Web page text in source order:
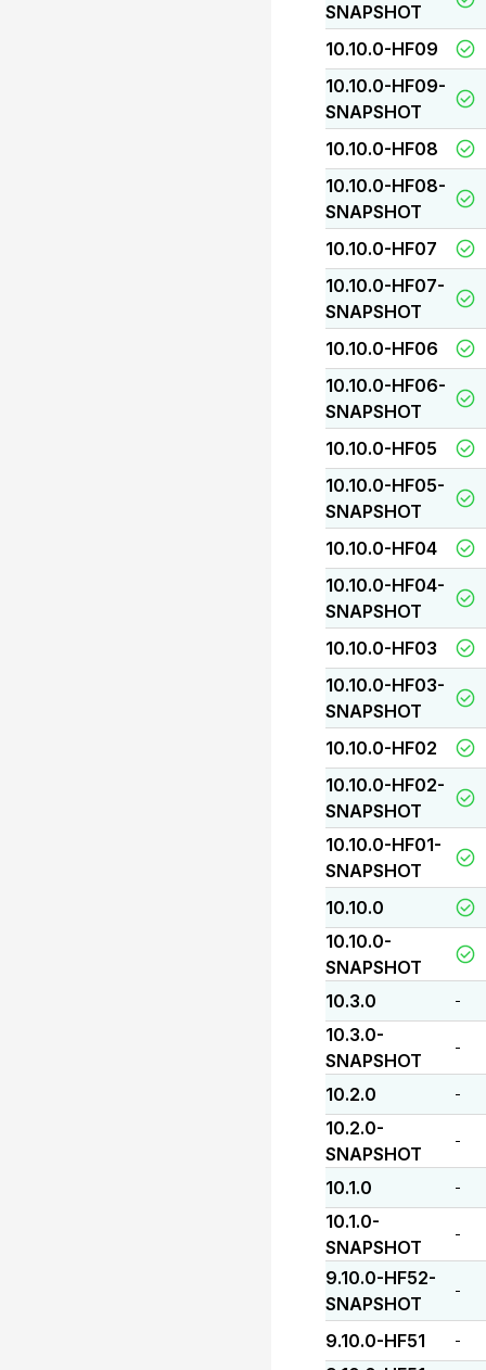
SNAPSHOT
10.10.0-HF09
10.10.0-HF09-
SNAPSHOT
10.10.0-HF08
10.10.0-HF08-
SNAPSHOT
10.10.0-HF07
10.10.0-HF07-
SNAPSHOT
10.10.0-HF06
10.10.0-HF06-
SNAPSHOT
10.10.0-HF05
10.10.0-HF05-
SNAPSHOT
10.10.0-HF04
10.10.0-HF04-
SNAPSHOT
10.10.0-HF03
10.10.0-HF03-
SNAPSHOT
10.10.0-HF02
10.10.0-HF02-
SNAPSHOT
10.10.0-HF01-
SNAPSHOT
10.10.0
10.10.0-
SNAPSHOT
10.3.0
-
10.3.0-
SNAPSHOT
-
10.2.0 -
10.2.0-
SNAPSHOT
-
10.1.0 -
10.1.0-
SNAPSHOT
-
9.10.0-HF52-
SNAPSHOT
-
9.10.0-HF51 -